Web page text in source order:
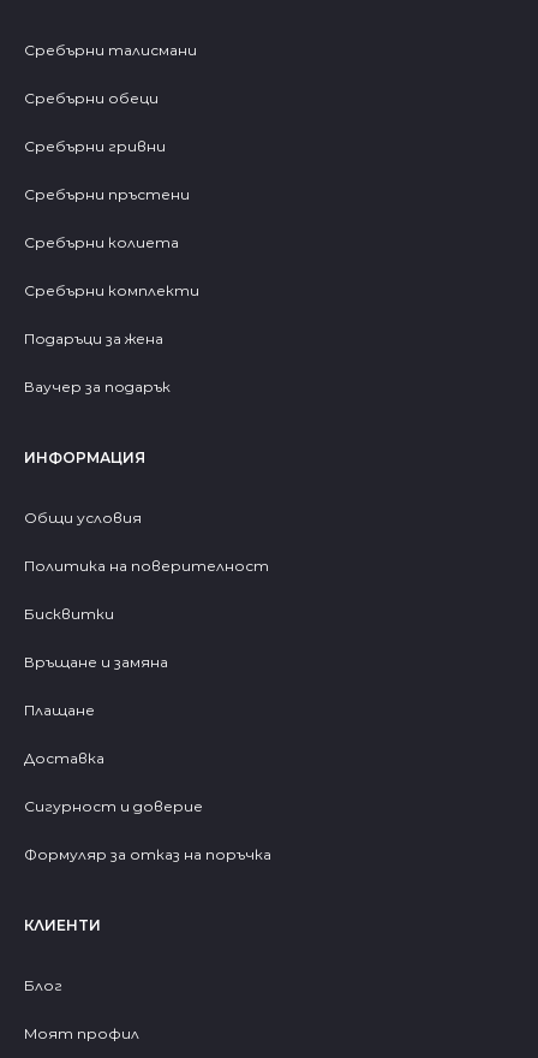
Сребърни талисмани
Сребърни обеци
Сребърни гривни
Сребърни пръстени
Сребърни колиета
Сребърни комплекти
Подаръци за жена
Ваучер за подарък
ИНФОРМАЦИЯ
Общи условия
Политика на поверителност
Бисквитки
Връщане и замяна
Плащане
Доставка
Сигурност и доверие
Формуляр за отказ на поръчка
КЛИЕНТИ
Блог
Моят профил